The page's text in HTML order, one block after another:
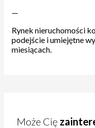
—
Rynek nieruchomości
podejście i umiejętne
miesiącach.
Może Cię